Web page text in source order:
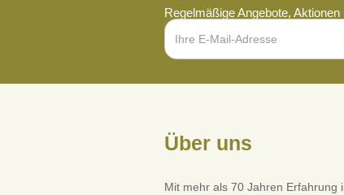
Regelmäßige Angebote,
Über uns
Mit mehr als 70 Jahren Erfahrung